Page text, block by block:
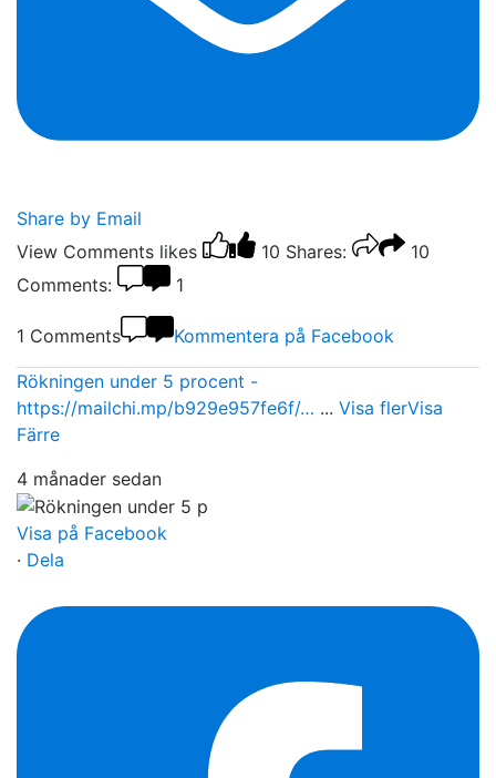
Share by Email
View Comments likes 10 Shares:
10
Comments:
1
1 Comments Kommentera på Facebook
Rökningen under 5 procent -
https://mailchi.mp/b929e957fe6f/… ... Visa flerVisa
Färre
4 månader sedan
Visa på Facebook
· Dela